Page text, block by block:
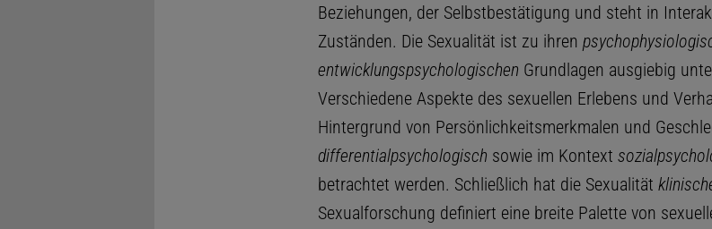
Beziehungen, der Selbstbestätigung und steht in
Zuständen. Die Sexualität ist zu ihren
entwicklungspsychologischen Grundlagen ausgiebig
Verschiedene Aspekte des sexuellen Erlebens und
Hintergrund von Persönlichkeitsmerkmalen und
differentialpsychologisch sowie im Kontext
betrachtet werden. Schließlich hat die Sexualität
Sexualforschung definiert eine breite Palette von